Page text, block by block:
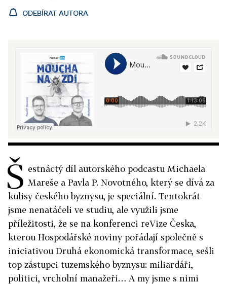
ODEBÍRAT AUTORA
Š estnáctý díl autorského podcastu Michaela
Mareše a Pavla P. Novotného, který se dívá za
kulisy českého byznysu, je speciální. Tentokrát
jsme nenatáčeli ve studiu, ale využili jsme
příležitosti, že se na konferenci reVize Česka,
kterou Hospodářské noviny pořádají společně s
iniciativou Druhá ekonomická transformace, sešli
top zástupci tuzemského byznysu: miliardáři,
politici, vrcholní manažeři… A my jsme s nimi